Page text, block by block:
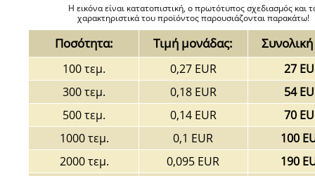
Η εικόνα είναι κατατοπιστική, ο πρωτότυπος σχεδιασμός και
χαρακτηριστικά του προϊόντος παρουσιάζονται παρακάτω!
Ποσότητα: Τιμή μονάδας:
100 τεμ. 0,27 EUR
27
300 τεμ.
0,18 EUR
54
500 τεμ.
0,14 EUR
70
1000 τεμ.
0,1 EUR
100
2000 τεμ.
0,095 EUR
190